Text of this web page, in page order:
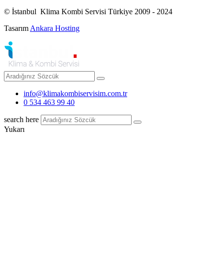
© İstanbul Klima Kombi Servisi Türkiye 2009 - 2024
TasarımAnkara Hosting
info@klimakombiservisim.com.tr
0 534 463 99 40
search here
Yukarı